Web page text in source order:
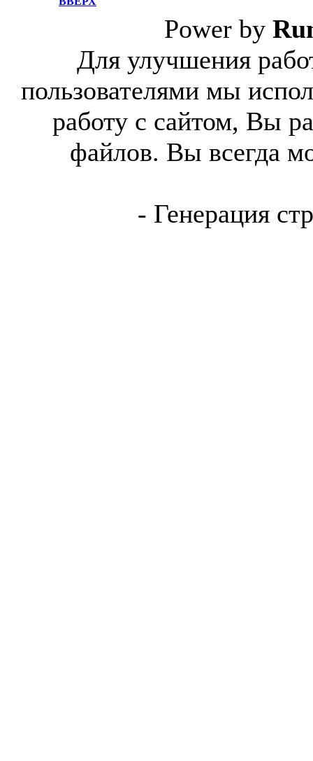
Power by
Для улучшения
пользователями мы
работу с сайтом, Вы
файлов. Вы всегда
- Генерация